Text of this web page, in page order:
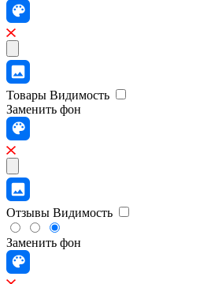
Товары Видимость
Заменить фон
Отзывы Видимость
Заменить фон